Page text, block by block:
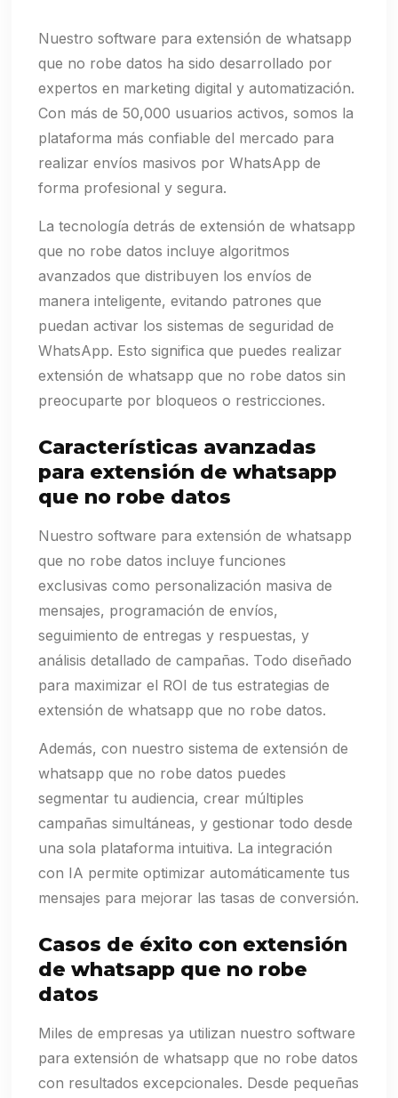
Nuestro software para extensión de whatsapp
que no robe datos ha sido desarrollado por
expertos en marketing digital y automatización.
Con más de 50,000 usuarios activos, somos la
plataforma más confiable del mercado para
realizar envíos masivos por WhatsApp de
forma profesional y segura.
La tecnología detrás de extensión de whatsapp
que no robe datos incluye algoritmos
avanzados que distribuyen los envíos de
manera inteligente, evitando patrones que
puedan activar los sistemas de seguridad de
WhatsApp. Esto significa que puedes realizar
extensión de whatsapp que no robe datos sin
preocuparte por bloqueos o restricciones.
Características avanzadas
para extensión de whatsapp
que no robe datos
Nuestro software para extensión de whatsapp
que no robe datos incluye funciones
exclusivas como personalización masiva de
mensajes, programación de envíos,
seguimiento de entregas y respuestas, y
análisis detallado de campañas. Todo diseñado
para maximizar el ROI de tus estrategias de
extensión de whatsapp que no robe datos.
Además, con nuestro sistema de extensión de
whatsapp que no robe datos puedes
segmentar tu audiencia, crear múltiples
campañas simultáneas, y gestionar todo desde
una sola plataforma intuitiva. La integración
con IA permite optimizar automáticamente tus
mensajes para mejorar las tasas de conversión.
Casos de éxito con extensión
de whatsapp que no robe
datos
Miles de empresas ya utilizan nuestro software
para extensión de whatsapp que no robe datos
con resultados excepcionales. Desde pequeñas